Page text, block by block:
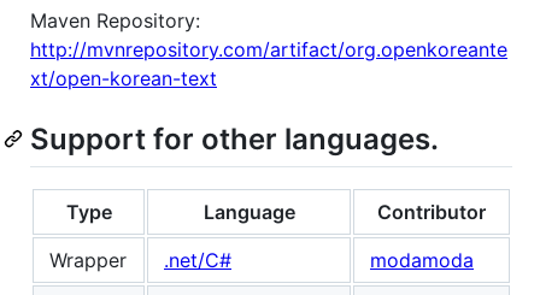
Maven Repository:
http://mvnrepository.com/artifact/org.openkoreante
xt/open-korean-text
Support for other languages.
Type Language
Contributor
Wrapper
.net/C#
modamoda